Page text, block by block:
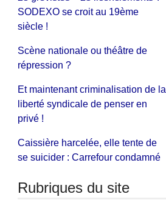
SODEXO se croit au 19ème
siècle !
Scène nationale ou théâtre de
répression ?
Et maintenant criminalisation de la
liberté syndicale de penser en
privé !
Caissière harcelée, elle tente de
se suicider : Carrefour condamné
Rubriques du site